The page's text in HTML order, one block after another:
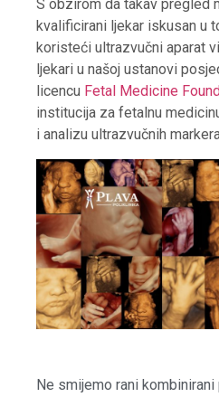
S obzirom da takav pregled
kvalificirani ljekar iskusan u
koristeći ultrazvučni aparat
ljekari u našoj ustanovi
licencu Fetal Medicine
institucija za fetalnu
i analizu ultrazvučnih
Ne smijemo rani